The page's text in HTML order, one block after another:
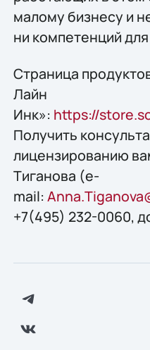
малому бизнесу и
ни компетенций
Страница
Лайн
Инк»: https://
Получить
лицензированию
Тиганова (e-
mail:
+7(495) 232-0060,